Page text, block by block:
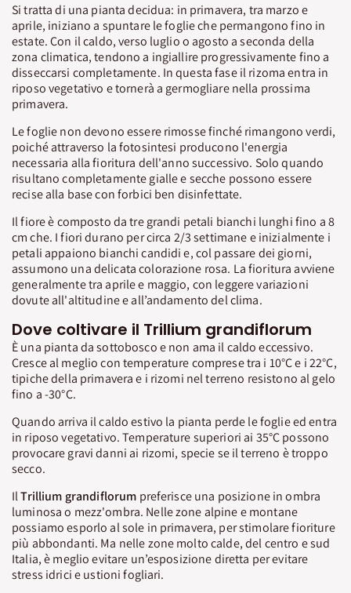
Si tratta di una pianta decidua: in primavera, tra marzo e
aprile, iniziano a spuntare le foglie che permangono fino in
estate. Con il caldo, verso luglio o agosto a seconda della
zona climatica, tendono a ingiallire progressivamente fino a
disseccarsi completamente. In questa fase il rizoma entra in
riposo vegetativo e tornerà a germogliare nella prossima
primavera.
Le foglie non devono essere rimosse finché rimangono verdi,
poiché attraverso la fotosintesi producono l'energia
necessaria alla fioritura dell'anno successivo. Solo quando
risultano completamente gialle e secche possono essere
recise alla base con forbici ben disinfettate.
Il fiore è composto da tre grandi petali bianchi lunghi fino a 8
cm che. I fiori durano per circa 2/3 settimane e inizialmente i
petali appaiono bianchi candidi e, col passare dei giorni,
assumono una delicata colorazione rosa. La fioritura avviene
generalmente tra aprile e maggio, con leggere variazioni
dovute all'altitudine e all’andamento del clima.
Dove coltivare il Trillium grandiflorum
È una pianta da sottobosco e non ama il caldo eccessivo.
Cresce al meglio con temperature comprese tra i 10°C e i 22°C,
tipiche della primavera e i rizomi nel terreno resistono al gelo
fino a -30°C.
Quando arriva il caldo estivo la pianta perde le foglie ed entra
in riposo vegetativo. Temperature superiori ai 35°C possono
provocare gravi danni ai rizomi, specie se il terreno è troppo
secco.
IlTrillium grandiflorum preferisce una posizione in ombra
luminosa o mezz'ombra. Nelle zone alpine e montane
possiamo esporlo al sole in primavera, per stimolare fioriture
più abbondanti. Ma nelle zone molto calde, del centro e sud
Italia, è meglio evitare un’esposizione diretta per evitare
stress idrici e ustioni fogliari.